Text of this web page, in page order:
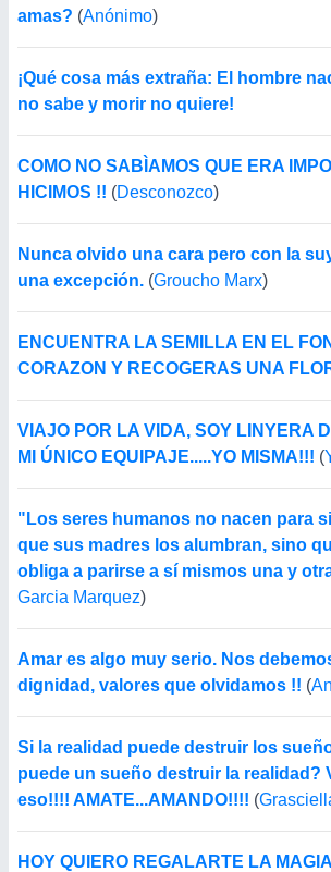
amas? (Anónimo)
¡Qué cosa más extraña: El hombre
no sabe y morir no quiere!
COMO NO SABÌAMOS QUE ERA
HICIMOS !! (Desconozco)
Nunca olvido una cara pero con la
una excepción. (Groucho Marx)
ENCUENTRA LA SEMILLA EN EL
CORAZON Y RECOGERAS UNA
VIAJO POR LA VIDA, SOY LINYERA
MI ÚNICO EQUIPAJE.....YO MISMA!!! (
"Los seres humanos no nacen para
que sus madres los alumbran, sino
obliga a parirse a sí mismos una y
Garcia Marquez)
Amar es algo muy serio. Nos
dignidad, valores que olvidamos !! (
Si la realidad puede destruir los
puede un sueño destruir la realidad?
eso!!!! AMATE...AMANDO!!!! (
HOY QUIERO REGALARTE LA